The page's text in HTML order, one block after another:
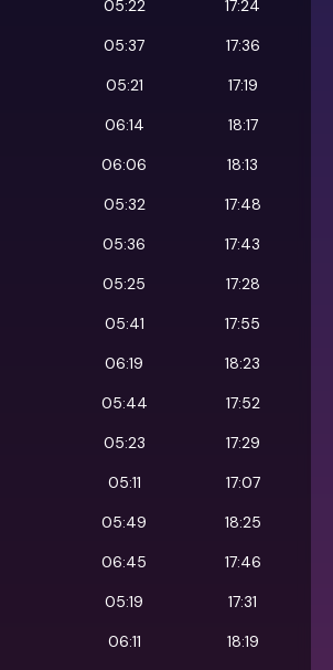
05:22
17:24
05:37
17:36
05:21
17:19
06:14
18:17
06:06
18:13
05:32
17:48
05:36
17:43
05:25
17:28
05:41
17:55
06:19
18:23
05:44
17:52
05:23
17:29
05:11
17:07
05:49
18:25
06:45
17:46
05:19
17:31
06:11
18:19